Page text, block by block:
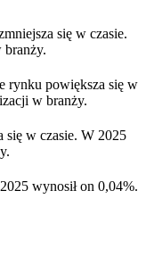
się w czasie.
branży.
rynku powiększa się w
w branży.
się w czasie. W 2025
wynosił on 0,04%.